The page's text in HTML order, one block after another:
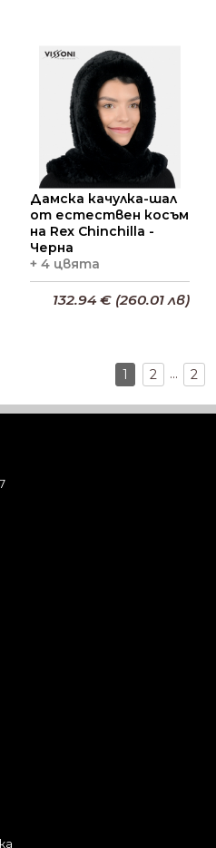
Добави в кошницата
Дамска качулка-шал
от естествен косъм
на Rex Chinchilla -
Черна
+ 4 цвята
Добави в кошницата
132.94 € (260.01 лв)
1 2 ... 2